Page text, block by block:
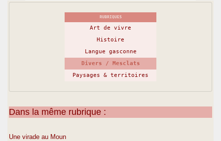
RUBRIQUES
Art de vivre
Histoire
Langue gasconne
Divers / Mesclats
Paysages & territoires
Dans la même rubrique :
Une virade au Moun